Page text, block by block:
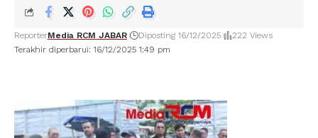
Terakhir diperbarui: 16/12/2025 1:49 pm
ReporterMedia RCM JABAR Diposting 16/12/2025 222 Views